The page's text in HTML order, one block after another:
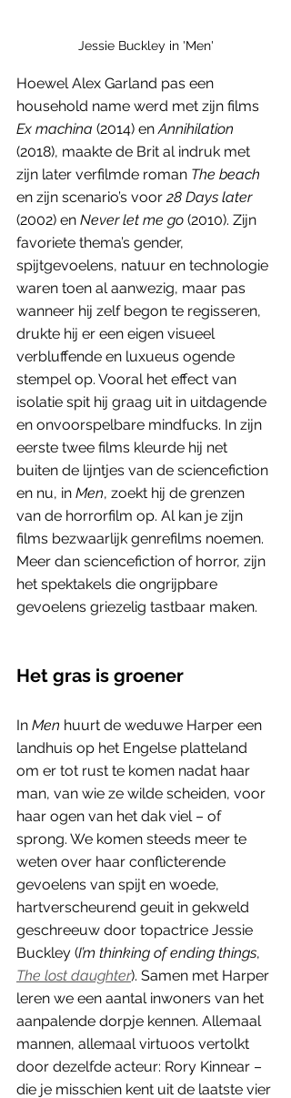
Jessie Buckley in 'Men'
Hoewel Alex Garland pas een
household name werd met zijn films
Ex machina (2014) en Annihilation
(2018), maakte de Brit al indruk met
zijn later verfilmde roman The beach
en zijn scenario’s voor 28 Days later
(2002) en Never let me go (2010). Zijn
favoriete thema’s gender,
spijtgevoelens, natuur en technologie
waren toen al aanwezig, maar pas
wanneer hij zelf begon te regisseren,
drukte hij er een eigen visueel
verbluffende en luxueus ogende
stempel op. Vooral het effect van
isolatie spit hij graag uit in uitdagende
en onvoorspelbare mindfucks. In zijn
eerste twee films kleurde hij net
buiten de lijntjes van de sciencefiction
en nu, in Men, zoekt hij de grenzen
van de horrorfilm op. Al kan je zijn
films bezwaarlijk genrefilms noemen.
Meer dan sciencefiction of horror, zijn
het spektakels die ongrijpbare
gevoelens griezelig tastbaar maken.
Het gras is groener
In Men huurt de weduwe Harper een
landhuis op het Engelse platteland
om er tot rust te komen nadat haar
man, van wie ze wilde scheiden, voor
haar ogen van het dak viel – of
sprong. We komen steeds meer te
weten over haar conflicterende
gevoelens van spijt en woede,
hartverscheurend geuit in gekweld
geschreeuw door topactrice Jessie
Buckley (I’m thinking of ending things,
The lost daughter). Samen met Harper
leren we een aantal inwoners van het
aanpalende dorpje kennen. Allemaal
mannen, allemaal virtuoos vertolkt
door dezelfde acteur: Rory Kinnear –
die je misschien kent uit de laatste vier